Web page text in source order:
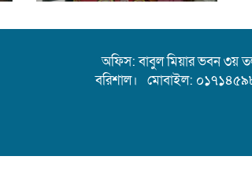
অফিস: বাবুল মিয়ার ভবন ৩য়
বরিশাল। মোবাইল: